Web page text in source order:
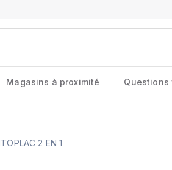
Magasins à proximité Questions
2 EN 1